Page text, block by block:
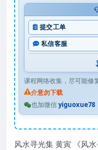
提交工单
私信客服
课程网络收集，尽可能修
介意勿下载
也加微信yiguoxue78
风水寻光集 黄寅 《风